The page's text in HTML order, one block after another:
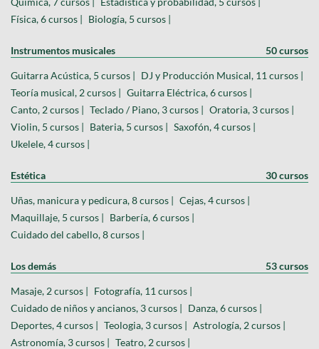
Física, 6 cursos | Biología, 5 cursos |
Instrumentos musicales 50 cursos
Guitarra Acústica, 5 cursos | DJ y Producción Musical, 11 cursos |
Teoría musical, 2 cursos | Guitarra Eléctrica, 6 cursos |
Canto, 2 cursos | Teclado / Piano, 3 cursos | Oratoria, 3 cursos |
Violin, 5 cursos | Bateria, 5 cursos | Saxofón, 4 cursos |
Ukelele, 4 cursos |
Estética 30 cursos
Uñas, manicura y pedicura, 8 cursos | Cejas, 4 cursos |
Maquillaje, 5 cursos | Barbería, 6 cursos |
Cuidado del cabello, 8 cursos |
Los demás 53 cursos
Masaje, 2 cursos | Fotografía, 11 cursos |
Cuidado de niños y ancianos, 3 cursos | Danza, 6 cursos |
Deportes, 4 cursos | Teologia, 3 cursos | Astrología, 2 cursos |
Astronomía, 3 cursos | Teatro, 2 cursos |